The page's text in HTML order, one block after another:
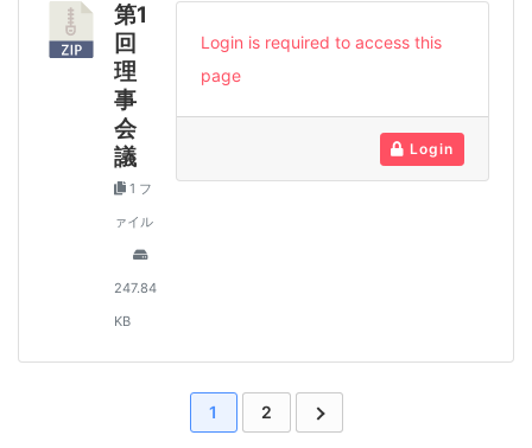
第1
回
理
事
会
議
1 フ
ァイル
247.84
KB
Login is required to access this
page
Login
1 2